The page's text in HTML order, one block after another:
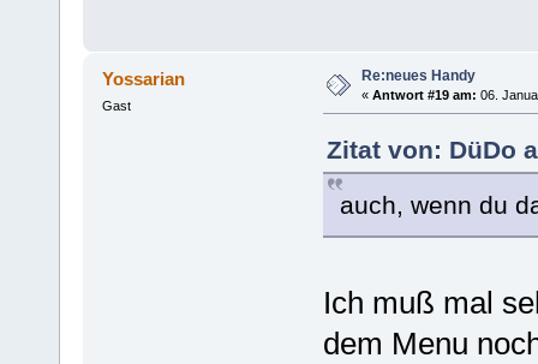
Yossarian
Gast
Re:neues Handy
« Antwort #19 am: 06.
Zitat von: DüDo
auch, wenn du
Ich muß mal
dem Menu